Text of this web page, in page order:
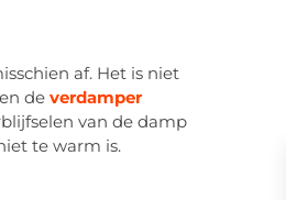
af. Het is niet
de verdamper
van de damp
te warm is.